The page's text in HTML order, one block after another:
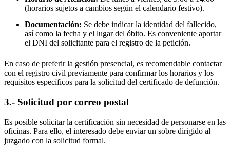
(horarios sujetos a cambios según el calendario festivo).
Documentación: Se debe indicar la identidad del fallecido,
así como la fecha y el lugar del óbito. Es conveniente aportar
el DNI del solicitante para el registro de la petición.
En caso de preferir la gestión presencial, es recomendable contactar
con el registro civil previamente para confirmar los horarios y los
requisitos específicos para la solicitud del certificado de defunción.
3.- Solicitud por correo postal
Es posible solicitar la certificación sin necesidad de personarse en las
oficinas. Para ello, el interesado debe enviar un sobre dirigido al
juzgado con la solicitud formal.